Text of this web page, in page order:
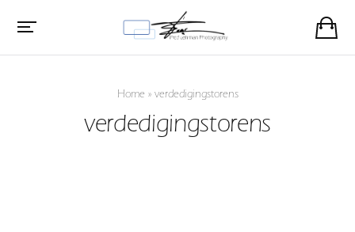
Home » verdedigingstorens
verdedigingstorens